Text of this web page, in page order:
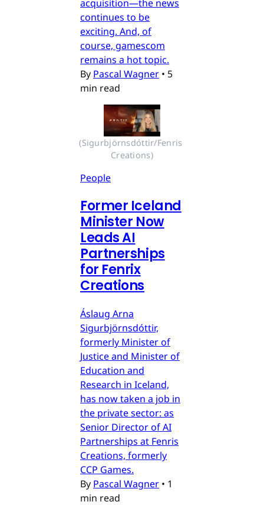
acquisition—the news
continues to be
exciting. And, of
course, gamescom
remains a hot topic.
By Pascal Wagner • 5
min read
(Sigurbjörnsdóttir/Fenris
Creations)
People
Former Iceland
Minister Now
Leads AI
Partnerships
for Fenrix
Creations
Áslaug Arna
Sigurbjörnsdóttir,
formerly Minister of
Justice and Minister of
Education and
Research in Iceland,
has now taken a job in
the private sector: as
Senior Director of AI
Partnerships at Fenris
Creations, formerly
CCP Games.
By Pascal Wagner • 1
min read